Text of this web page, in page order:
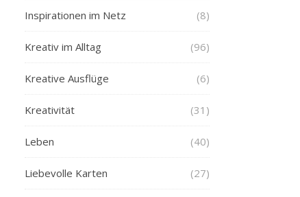
Inspirationen im Netz (8)
Kreativ im Alltag (96)
Kreative Ausflüge (6)
Kreativität (31)
Leben (40)
Liebevolle Karten (27)